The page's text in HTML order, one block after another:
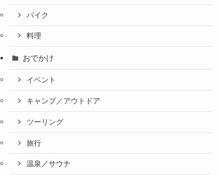
バイク
料理
おでかけ
イベント
キャンプ／アウトドア
ツーリング
旅行
温泉／サウナ